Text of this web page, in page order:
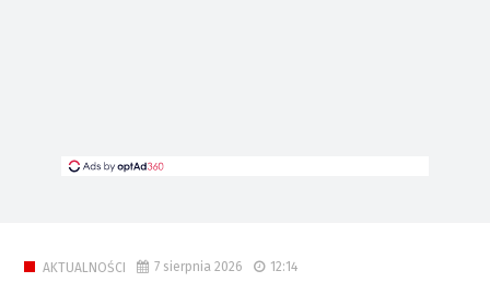
AKTUALNOŚCI 7 sierpnia 2026 12:14